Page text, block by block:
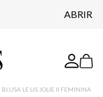
ABRIR
BLUSA LE LIS JOLIE II FEMININA